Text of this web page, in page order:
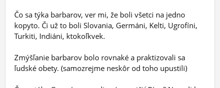
Čo sa týka barbarov, ver mi, že boli všetci na jedno
kopyto. Či už to boli Slovania, Germáni, Kelti, Ugrofíni,
Turkiti, Indiáni, ktokoľkvek.
Zmýšľanie barbarov bolo rovnaké a praktizovali sa
ľudské obety. (samozrejme neskôr od toho upustili)